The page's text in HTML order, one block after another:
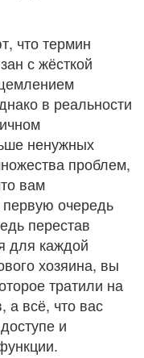
что термин
с жёсткой
в реальности
ненужных
проблем,
вам
очередь
перестав
для каждой
хозяина, вы
тратили на
а всё, что вас
и